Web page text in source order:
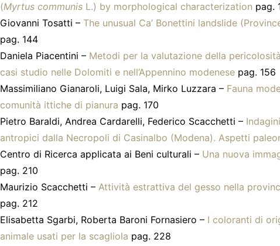
(Myrtus communis L.) by morphological characterization pag.
Giovanni Tosatti – The unusual Ca’ Bonettini landslide
pag. 144
Daniela Piacentini – Metodi per la valutazione della
casi studio nelle Dolomiti e nell’Appennino modenese pag. 156
Massimiliano Gianaroli, Luigi Sala, Mirko Luzzara – Fauna
comunità ittiche di pianura pag. 170
Pietro Baraldi, Andrea Cardarelli, Federico Scacchetti –
antropici dalla Necropoli di Casinalbo (Modena). Aspetti
Centro di Ricerca applicata ai Beni culturali – Una nuova
pag. 210
Maurizio Scacchetti – Attività estrattiva del gesso nella
pag. 212
Elisabetta Sgarbi, Roberta Baroni Fornasiero – I coloranti di
animale usati per la scagliola pag. 228